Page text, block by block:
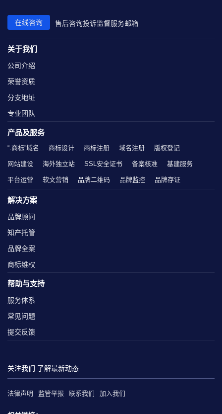
在线咨询 售后咨询投诉监督服务邮箱
关于我们
公司介绍
荣誉资质
分支地址
专业团队
产品及服务
“.商标”域名 商标设计 商标注册 域名注册 版权登记
网站建设 海外独立站 SSL安全证书 备案核准 基建服务
平台运营 软文营销 品牌二维码 品牌监控 品牌存证
解决方案
品牌顾问
知产托管
品牌全案
商标维权
帮助与支持
服务体系
常见问题
提交反馈
关注我们 了解最新动态
法律声明 监管举报 联系我们 加入我们